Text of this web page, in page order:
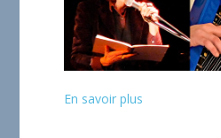
En savoir plus